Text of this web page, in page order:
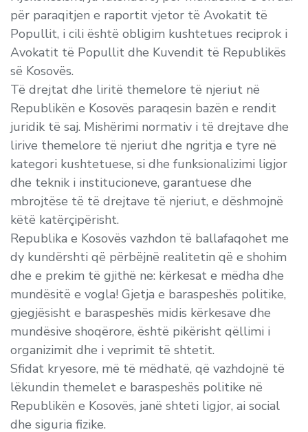
për paraqitjen e raportit vjetor të Avokatit të
Popullit, i cili është obligim kushtetues reciprok i
Avokatit të Popullit dhe Kuvendit të Republikës
së Kosovës.
Të drejtat dhe liritë themelore të njeriut në
Republikën e Kosovës paraqesin bazën e rendit
juridik të saj. Mishërimi normativ i të drejtave dhe
lirive themelore të njeriut dhe ngritja e tyre në
kategori kushtetuese, si dhe funksionalizimi ligjor
dhe teknik i institucioneve, garantuese dhe
mbrojtëse të të drejtave të njeriut, e dëshmojnë
këtë katërçipërisht.
Republika e Kosovës vazhdon të ballafaqohet me
dy kundërshti që përbëjnë realitetin që e shohim
dhe e prekim të gjithë ne: kërkesat e mëdha dhe
mundësitë e vogla! Gjetja e baraspeshës politike,
gjegjësisht e baraspeshës midis kërkesave dhe
mundësive shoqërore, është pikërisht qëllimi i
organizimit dhe i veprimit të shtetit.
Sfidat kryesore, më të mëdhatë, që vazhdojnë të
lëkundin themelet e baraspeshës politike në
Republikën e Kosovës, janë shteti ligjor, ai social
dhe siguria fizike.